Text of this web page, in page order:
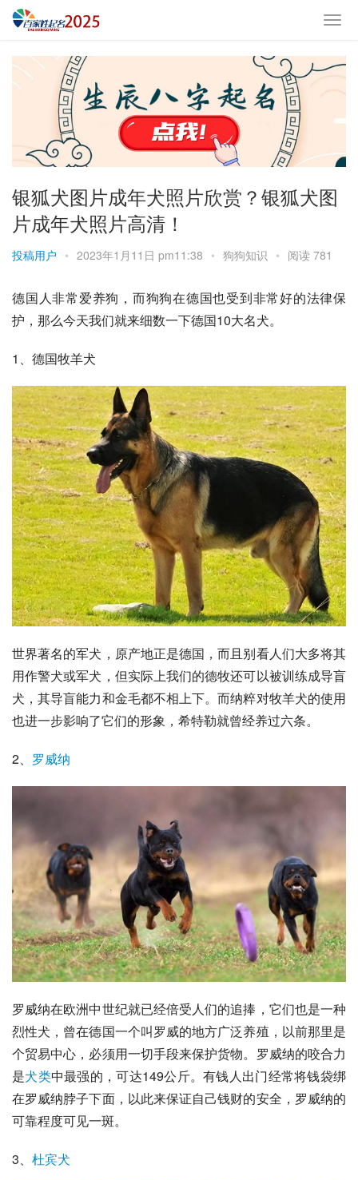
银狐犬图片成年犬照片欣赏？银狐犬图
片成年犬照片高清！
投稿用户 • 2023年1月11日 pm11:38 • 狗狗知识 • 阅读 781
德国人非常爱养狗，而狗狗在德国也受到非常好的法律保
护，那么今天我们就来细数一下德国10大名犬。
1、 德国牧羊犬
世界著名的军犬，原产地正是德国，而且别看人们大多将其
用作警犬或军犬，但实际上我们的德牧还可以被训练成导盲
犬 ，其导盲能力和金毛都不相上下。而纳粹对牧羊犬的使用
也进一步影响了它们的形象，希特勒就曾经养过六条。
2、 罗威纳
罗威纳在欧洲中世纪就已经倍受人们的追捧，它们也是一种
烈性犬 ，曾在德国一个叫罗威的地方广泛养殖，以前那里是
个贸易中心，必须用一切手段来保护货物。罗威纳的咬合力
是犬类中最强的，可达149公斤。有钱人出门经常将钱袋绑
在罗威纳脖子下面，以此来保证自己钱财的安全，罗威纳的
可靠程度可见一斑。
3、 杜宾犬